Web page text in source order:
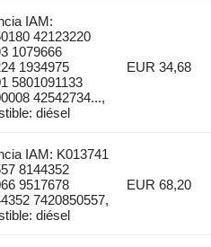
IAM:
42123220
1079666
1934975
5801091133
42542734...,
diésel
EUR 34,68
IAM: K013741
8144352
9517678
7420850557,
diésel
EUR 68,20